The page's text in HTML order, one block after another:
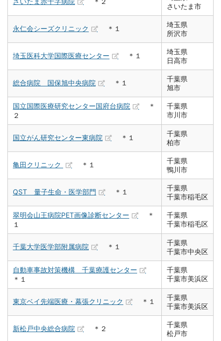
さいたま市
永仁会シーズクリニック ＊１
埼玉県
所沢市
埼玉医科大学国際医療センター ＊１
埼玉県
日高市
総合病院 国保旭中央病院 ＊１
千葉県
旭市
国立国際医療研究センター国府台病院
＊
２
千葉県
市川市
国立がん研究センター東病院 ＊１
千葉県
柏市
亀田クリニック ＊１
千葉県
鴨川市
QST 量子生命・医学部門 ＊１
千葉県
千葉市稲毛区
翠明会山王病院PET画像診断センター
＊
１
千葉県
千葉市稲毛区
千葉大学医学部附属病院 ＊１
千葉県
千葉市中央区
自動車事故対策機構 千葉療護センター
＊１
千葉県
千葉市美浜区
東京ベイ先端医療・幕張クリニック ＊１
千葉県
千葉市美浜区
新松戸中央総合病院 ＊２
千葉県
松戸市